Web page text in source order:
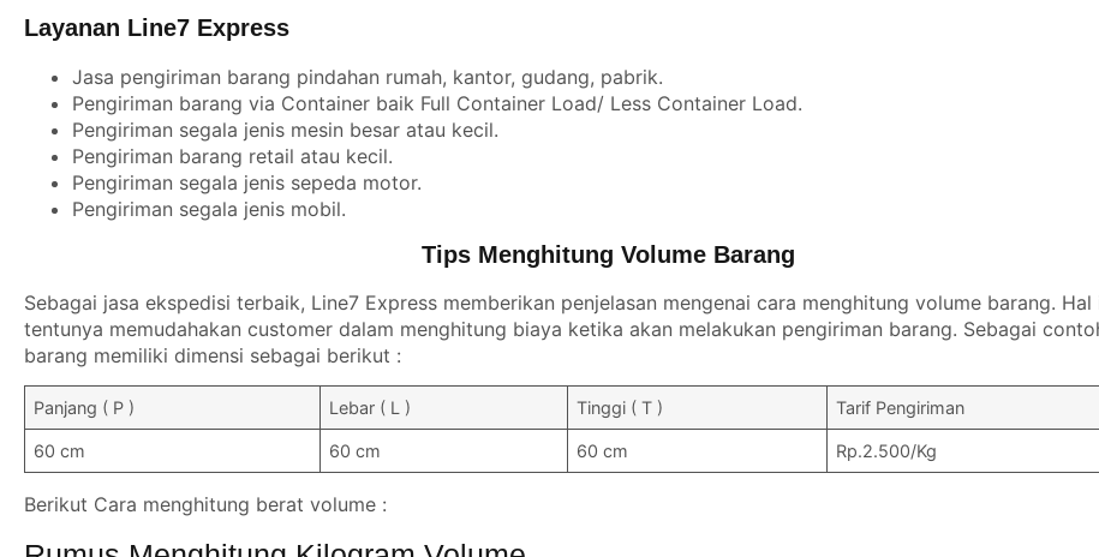
Layanan Line7 Express
Jasa pengiriman barang pindahan rumah, kantor, gudang, pabrik.
Pengiriman barang via Container baik Full Container Load/ Less Container Load.
Pengiriman segala jenis mesin besar atau kecil.
Pengiriman barang retail atau kecil.
Pengiriman segala jenis sepeda motor.
Pengiriman segala jenis mobil.
Tips Menghitung Volume Barang
Sebagai jasa ekspedisi terbaik, Line7 Express memberikan penjelasan mengenai cara menghitung volume barang. Hal
tentunya memudahakan customer dalam menghitung biaya ketika akan melakukan pengiriman barang. Sebagai
barang memiliki dimensi sebagai berikut :
Panjang ( P ) Lebar ( L ) Tinggi ( T ) Tarif Pengiriman
60 cm 60 cm 60 cm Rp.2.500/Kg
Berikut Cara menghitung berat volume :